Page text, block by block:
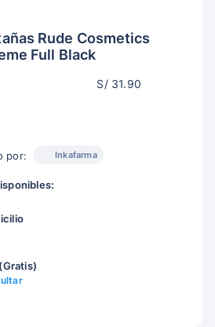
Rude Cosmetics
Full Black
S/ 31.90
por: Inkafarma